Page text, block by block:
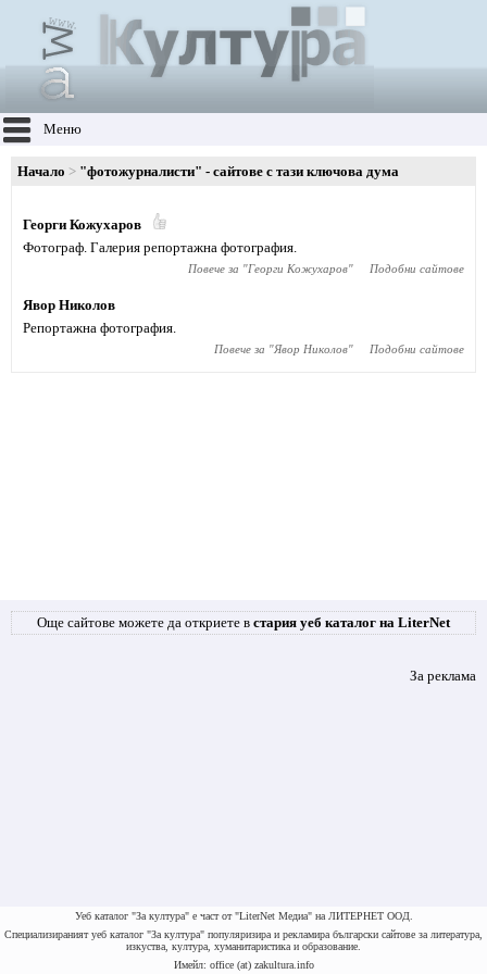
Меню
Начало "фотожурналисти" - сайтове с тази ключова дума
Георги Кожухаров
Фотограф. Галерия репортажна фотография.
Повече за "Георги Кожухаров" Подобни сайтове
Явор Николов
Репортажна фотография.
Повече за "Явор Николов" Подобни сайтове
Още сайтове можете да откриете в стария уеб каталог на LiterNet
За реклама
Уеб каталог "За култура" е част от "LiterNet Медиа" на ЛИТЕРНЕТ ООД.
Специализираният уеб каталог "За култура" популяризира и рекламира български сайтове за литература,
изкуства, култура, хуманитаристика и образование.
Имейл: office (at) zakultura.info